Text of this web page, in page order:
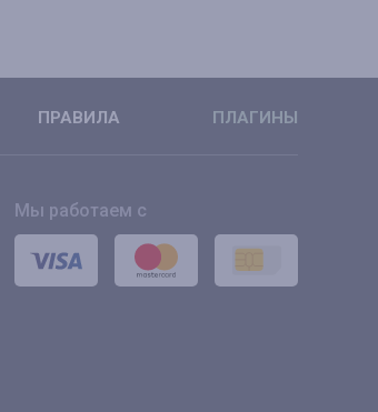
ПРАВИЛА ПЛАГИНЫ
Мы работаем с